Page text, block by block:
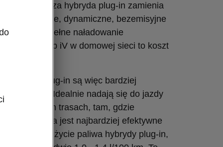
czasie nasza hybryda plug-in zamienia
Ciche, dynamiczne, bezemisyjne
tanie. Pełne naładowanie
Škody Superb iV w domowej sieci to koszt
. Hybrydy plug-in są więc bardziej
uniwersalne. Idealnie nadają się do jazdy
na dłuższych trasach, tam, gdzie
paliwa jest najbardziej efektywne
Średnie zużycie paliwa hybrydy plug-in,